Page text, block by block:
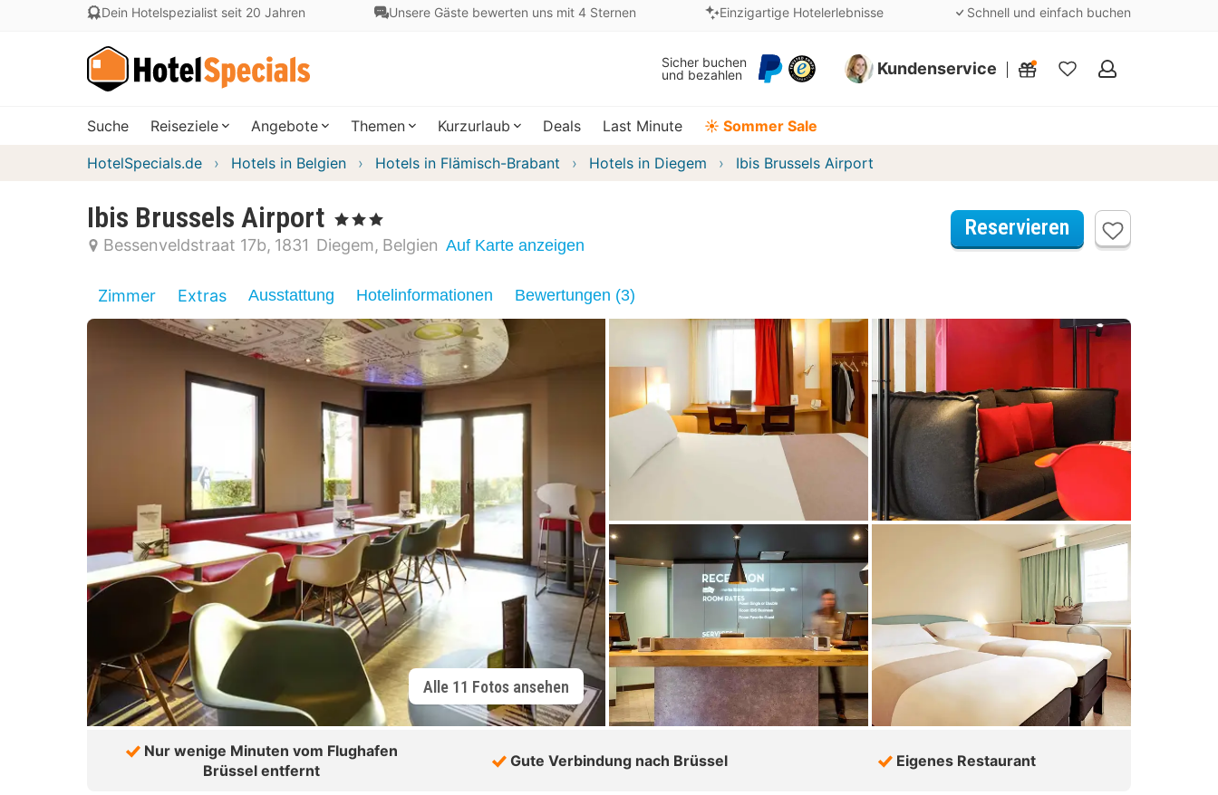
Dein Hotelspezialist seit 20 Jahren Unsere Gäste bewerten uns mit 4 Sternen Einzigartige Hotelerlebnisse Schnell und einfach buchen
Sicher buchen
und bezahlen
Kundenservice
Meine
Suche Reiseziele Angebote Themen Kurzurlaub Deals Last Minute ☀️ Sommer Sale
HotelSpecials.de Hotels in Belgien Hotels in Flämisch-Brabant Hotels in Diegem Ibis Brussels Airport
Ibis Brussels Airport , 3 Sterne
Bessenveldstraat 17b 1831 Diegem Belgien Auf Karte anzeigen
Reservieren
Zimmer Extras Ausstattung Hotelinformationen Bewertungen (3)
Alle 11 Fotos ansehen
Nur wenige Minuten vom Flughafen
Brüssel entfernt
Gute Verbindung nach Brüssel Eigenes Restaurant